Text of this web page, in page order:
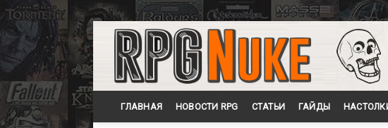
Skip
content
ГЛАВНАЯ НОВОСТИ RPG СТАТЬИ ГАЙДЫ